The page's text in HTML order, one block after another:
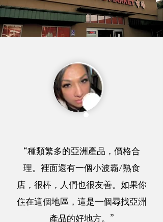
“種類繁多的亞洲產品，價格合
理。裡面還有一個小波霸/熟食
店，很棒，人們也很友善。如果你
住在這個地區，這是一個尋找亞洲
產品的好地方。”